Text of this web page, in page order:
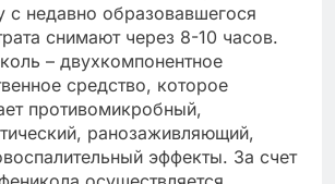
с недавно образовавшегося
снимают через 8-10 часов.
– двухкомпонентное
средство, которое
противомикробный,
ранозаживляющий,
эффекты. За счет